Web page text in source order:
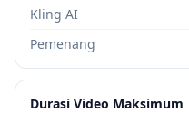
Kling AI
Pemenang
Durasi Video Maksimum